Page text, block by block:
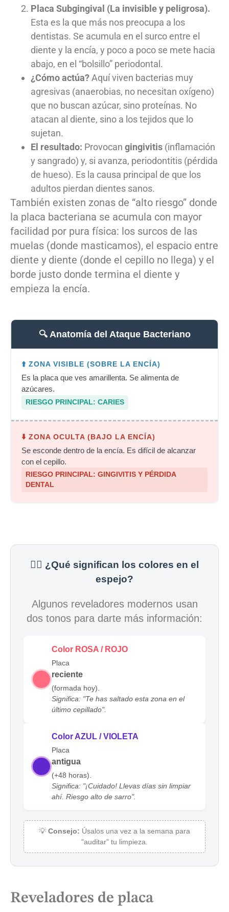
Placa Subgingival (La invisible y peligrosa).
Esta es la que más nos preocupa a los
dentistas. Se acumula en el surco entre el
diente y la encía, y poco a poco se mete hacia
abajo, en el “bolsillo” periodontal.
¿Cómo actúa?Aquí viven bacterias muy
agresivas (anaerobias, no necesitan oxígeno)
que no buscan azúcar, sino proteínas. No
atacan al diente, sino a los tejidos que lo
sujetan.
El resultado: Provocan gingivitis (inflamación
y sangrado) y, si avanza, periodontitis (pérdida
de hueso). Es la causa principal de que los
adultos pierdan dientes sanos.
También existen zonas de “alto riesgo” donde
la placa bacteriana se acumula con mayor
facilidad por pura física: los surcos de las
muelas (donde masticamos), el espacio entre
diente y diente (donde el cepillo no llega) y el
borde justo donde termina el diente y
empieza la encía.
🔍 Anatomía del Ataque Bacteriano
⬆️ ZONA VISIBLE (SOBRE LA ENCÍA)
Es la placa que ves amarillenta. Se alimenta de
azúcares.
RIESGO PRINCIPAL: CARIES
⬇️ ZONA OCULTA (BAJO LA ENCÍA)
Se esconde dentro de la encía. Es difícil de alcanzar
con el cepillo.
RIESGO PRINCIPAL: GINGIVITIS Y PÉRDIDA
DENTAL
🕵️‍♂️ ¿Qué significan los colores en el
espejo?
Algunos reveladores modernos usan
dos tonos para darte más información:
Color ROSA / ROJO
Placa
reciente
(formada hoy).
Significa: "Te has saltado esta zona en el
último cepillado".
Color AZUL / VIOLETA
Placa
antigua
(+48 horas).
Significa: "¡Cuidado! Llevas días sin limpiar
ahí. Riesgo alto de sarro".
💡Consejo: Úsalos una vez a la semana para
"auditar" tu limpieza.
Reveladores de placa